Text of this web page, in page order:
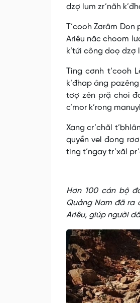
dzợ lum zr’năh
T’cooh Zơrâm
Ariêu năc choom
k’tứi công doọ dzợ
Ting cơnh t’cooh
k’đhap âng
tơợ zên prặ choi
c’mor k’rong
Xang cr’chăl
quyền vel đong
ting t’ngay tr’xăl
Hơn 100 cán bộ
Quảng Nam đã ra
Ariêu, giúp người